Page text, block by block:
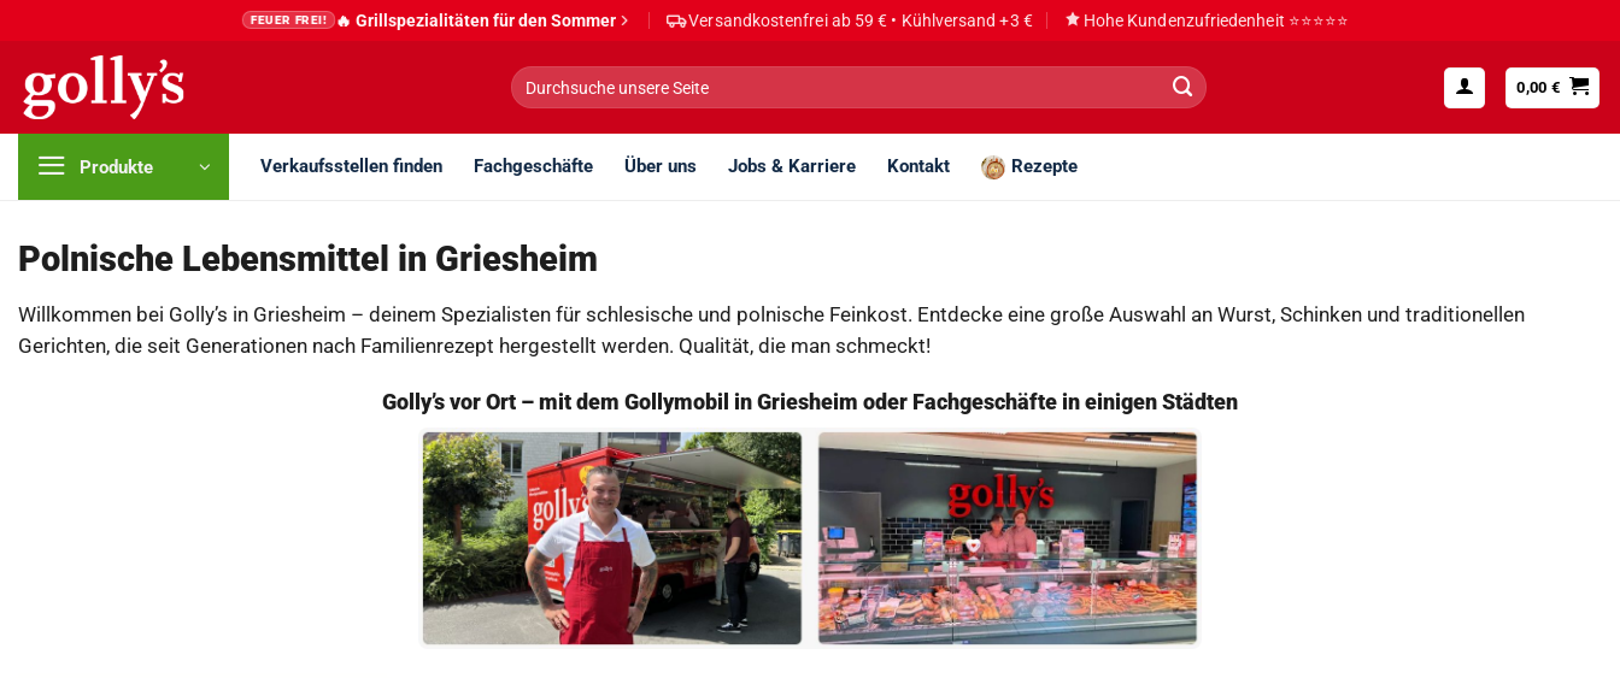
springen
FEUER FREI! 🔥 Grillspezialitäten für den Sommer Versandkostenfrei ab 59 € • Kühlversand +3 € Hohe Kundenzufriedenheit ⭐⭐⭐⭐⭐
Suche
nach:
0,00€
Produkte Verkaufsstellen finden Fachgeschäfte Über uns Jobs & Karriere Kontakt Rezepte
Polnische Lebensmittel in Griesheim
Willkommen bei Golly’s in Griesheim – deinem Spezialisten für schlesische und polnische Feinkost. Entdecke eine große Auswahl an Wurst, Schinken und traditionellen
Gerichten, die seit Generationen nach Familienrezept hergestellt werden. Qualität, die man schmeckt!
Golly’s vor Ort – mit dem Gollymobil in Griesheim oder Fachgeschäfte in einigen Städten